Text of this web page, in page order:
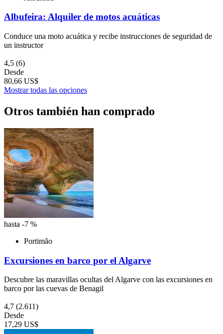
Albufeira: Alquiler de motos acuáticas
Conduce una moto acuática y recibe instrucciones de seguridad de
un instructor
4,5 (6)
Desde
80,66 US$
Mostrar todas las opciones
Otros también han comprado
hasta -7 %
Portimão
Excursiones en barco por el Algarve
Descubre las maravillas ocultas del Algarve con las excursiones en
barco por las cuevas de Benagil
4,7 (2.611)
Desde
17,29 US$